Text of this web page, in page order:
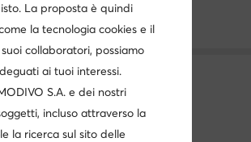
La proposta è quindi
la tecnologia cookies e il
collaboratori, possiamo
ai tuoi interessi.
S.A. e dei nostri
incluso attraverso la
la ricerca sul sito delle